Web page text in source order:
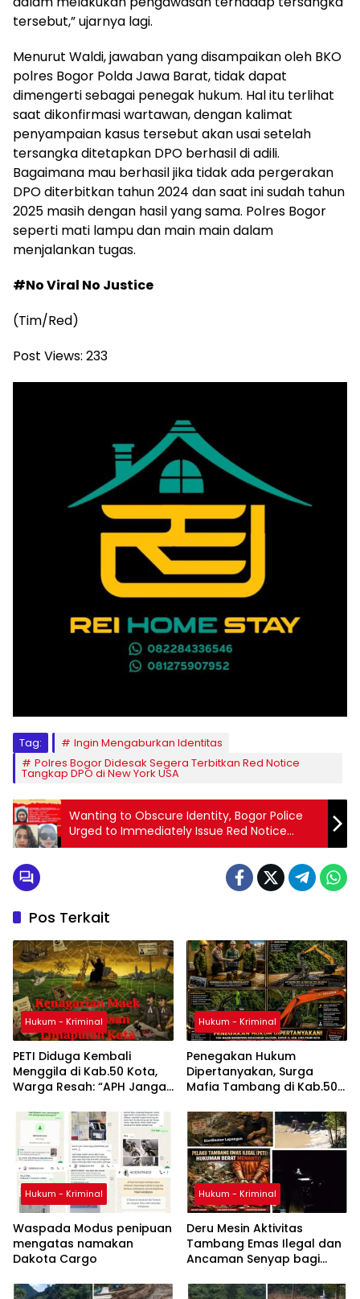
tersebut,” ujarnya lagi.
Menurut Waldi, jawaban yang disampaikan oleh BKO
polres Bogor Polda Jawa Barat, tidak dapat
dimengerti sebagai penegak hukum. Hal itu terlihat
saat dikonfirmasi wartawan, dengan kalimat
penyampaian kasus tersebut akan usai setelah
tersangka ditetapkan DPO berhasil di adili.
Bagaimana mau berhasil jika tidak ada pergerakan
DPO diterbitkan tahun 2024 dan saat ini sudah tahun
2025 masih dengan hasil yang sama. Polres Bogor
seperti mati lampu dan main main dalam
menjalankan tugas.
#No Viral No Justice
(Tim/Red)
Post Views: 233
Tag:
Ingin Mengaburkan Identitas
Polres Bogor Didesak Segera Terbitkan Red Notice
Tangkap DPO di New York USA
Wanting to Obscure Identity, Bogor Police
Urged to Immediately Issue Red Notice
Arresting
Pos Terkait
Hukum - Kriminal
PETI Diduga Kembali
Menggila di Kab.50 Kota,
Warga Resah: “APH Jangan
Aktor di Belakangnya”
Hukum - Kriminal
Penegakan Hukum
Dipertanyakan, Surga
Mafia Tambang di Kab.50
Mengepung Kapur IX, Alam
Rusak
Hukum - Kriminal
Waspada Modus penipuan
mengatas namakan
Dakota Cargo
Hukum - Kriminal
Deru Mesin Aktivitas
Tambang Emas Ilegal dan
Ancaman Senyap bagi